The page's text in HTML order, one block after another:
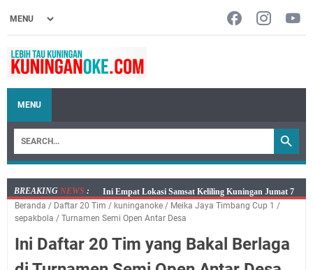
MENU
BREAKING NEWS :
Jumat 7 Agustus 2026 Mobil SIM Keliling Ada di
Kecamatan Sindangagung
Dicabut Dari Hidupmu, Kamu Akan Tetap Berjalan
Kelaparan Meskipun Memiliki Sekarung Penuh Uang
Beranda / Daftar 20 Tim / kuninganoke / Meika Jaya Timbang Cup 1 /
sepakbola / Turnamen Semi Open Antar Desa
Ini Daftar 20 Tim yang Bakal Berlaga